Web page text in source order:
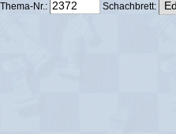
Thema-Nr.:
Schachbrett: